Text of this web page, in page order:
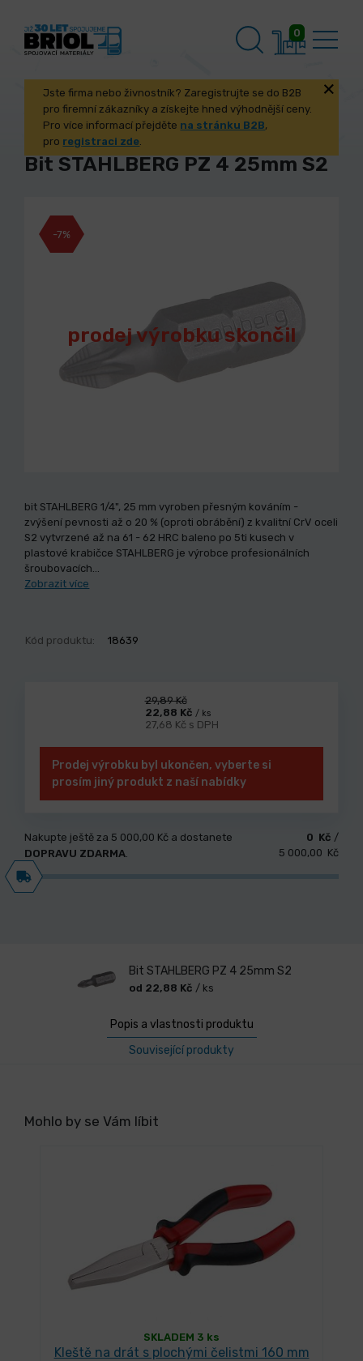
0
Jste firma nebo živnostník? Zaregistrujte se do B2B
pro firemní zákazníky a získejte hned výhodnější ceny.
Pro více informací přejděte na stránku B2B,
pro registraci zde.
Bit STAHLBERG PZ 4 25mm S2
prodej výrobku skončil
-7%
bit STAHLBERG 1/4", 25 mm vyroben přesným kováním -
zvýšení pevnosti až o 20 % (oproti obrábění) z kvalitní CrV oceli
S2 vytvrzené až na 61 - 62 HRC baleno po 5ti kusech v
plastové krabičce STAHLBERG je výrobce profesionálních
šroubovacích…
Zobrazit více
Kód produktu: 18639
29,89 Kč
22,88 Kč / ks
27,68 Kč s DPH
Prodej výrobku byl ukončen, vyberte si
prosím jiný produkt z naší nabídky
Nakupte ještě za 5 000,00 Kč a dostanete
DOPRAVU ZDARMA.
0 Kč /
5 000,00 Kč
Bit STAHLBERG PZ 4 25mm S2
od 22,88 Kč / ks
Popis a vlastnosti produktu
Související produkty
Mohlo by se Vám líbit
SKLADEM 3 ks
Kleště na drát s plochými čelistmi 160 mm